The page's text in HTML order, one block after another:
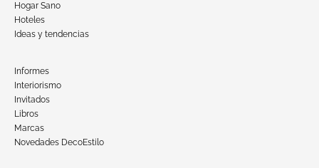
Hogar Sano
Hoteles
Ideas y tendencias
Informes
Interiorismo
Invitados
Libros
Marcas
Novedades DecoEstilo